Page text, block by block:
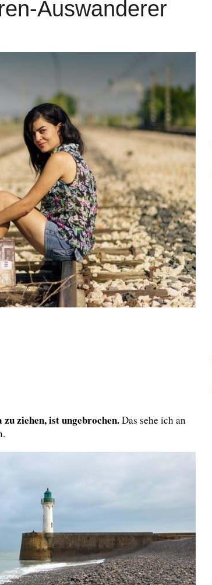
Auswanderer
zu ziehen, ist ungebrochen.Das sehe ich an